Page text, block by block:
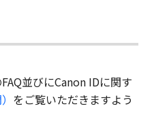
並びにCanon IDに関す
をご覧いただきますよう